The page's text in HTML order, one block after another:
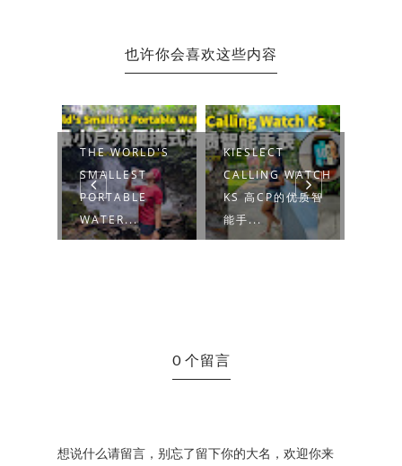
也许你会喜欢这些内容
THE WORLD'S
SMALLEST
PORTABLE
WATER...
KIESLECT
CALLING WATCH
KS 高CP的优质智
能手...
0 个留言
想说什么请留言，别忘了留下你的大名，欢迎你来